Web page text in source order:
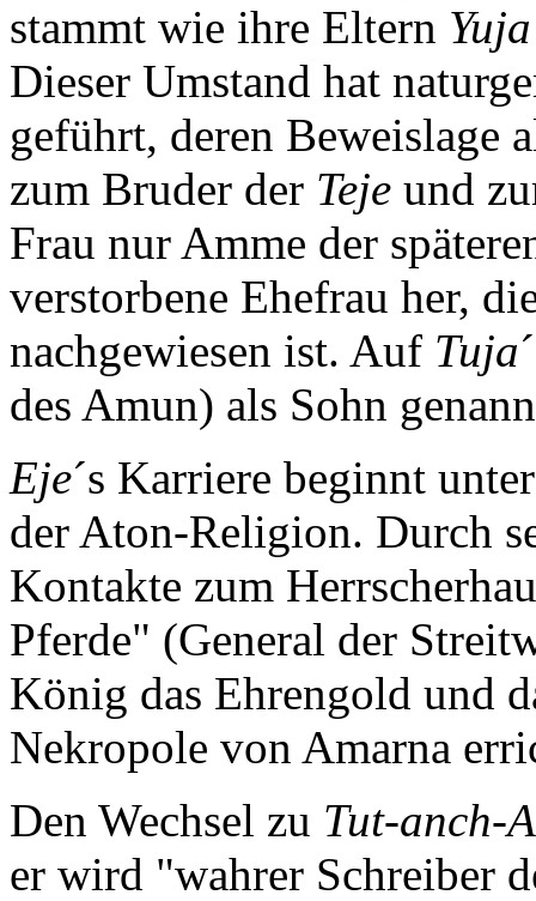
stammt wie ihre Eltern Yuja
Dieser Umstand hat
geführt, deren
zum Bruder der Teje und
Frau nur Amme der
verstorbene Ehefrau her,
nachgewiesen ist. Auf Tuja
des Amun) als Sohn
Eje´s Karriere beginnt
der Aton-Religion. Durch
Kontakte zum
Pferde" (General der
König das Ehrengold und
Nekropole von Amarna
Den Wechsel zu Tut-anch-
er wird "wahrer Schreiber